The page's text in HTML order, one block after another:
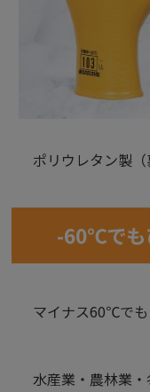
ポリウレタン製（
-60℃でも
マイナス60℃でも
水産業・農林業